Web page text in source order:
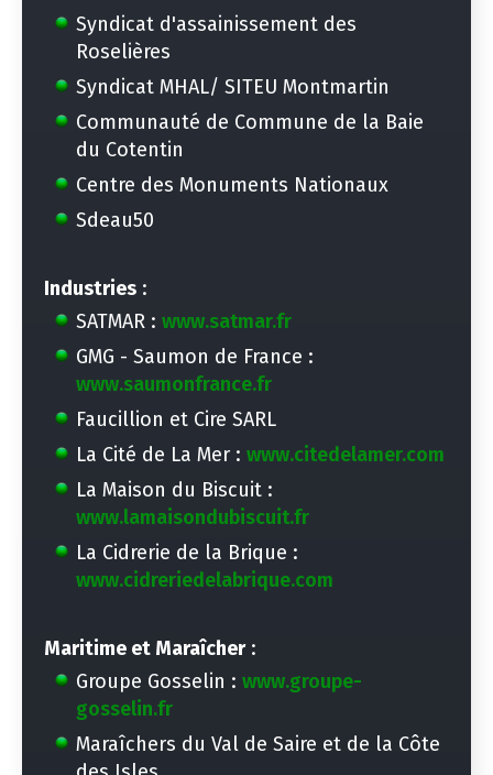
Syndicat d'assainissement des
Roselières
Syndicat MHAL/ SITEU Montmartin
Communauté de Commune de la Baie
du Cotentin
Centre des Monuments Nationaux
Sdeau50
Industries :
SATMAR : www.satmar.fr
GMG - Saumon de France :
www.saumonfrance.fr
Faucillion et Cire SARL
La Cité de La Mer : www.citedelamer.com
La Maison du Biscuit :
www.lamaisondubiscuit.fr
La Cidrerie de la Brique :
www.cidreriedelabrique.com
Maritime et Maraîcher:
Groupe Gosselin : www.groupe-
gosselin.fr
Maraîchers du Val de Saire et de la Côte